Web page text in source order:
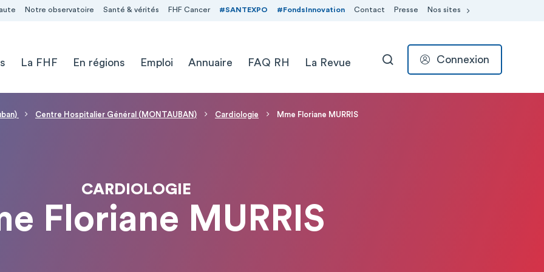
Notre observatoire Santé & vérités FHF Cancer #SANTEXPO #FondsInnovation Contact Presse Nos sites
La FHF En régions Emploi Annuaire FAQ RH La Revue RECHERCHER
Connexion
Centre Hospitalier Général (MONTAUBAN) Cardiologie Mme Floriane MURRIS
CARDIOLOGIE
Floriane MURRIS